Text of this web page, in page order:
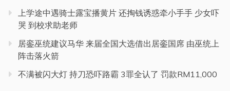
上学途中遇骑士露宝播黄片 还掏钱诱惑牵小手手 少女吓
哭 到校求助老师
居銮巫统建议马华 来届全国大选借出居銮国席 由巫统上
阵击落火箭
不满被闪大灯 持刀恐吓路霸 3罪全认了 罚款RM11,000